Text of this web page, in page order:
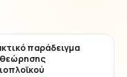
παράδειγμα